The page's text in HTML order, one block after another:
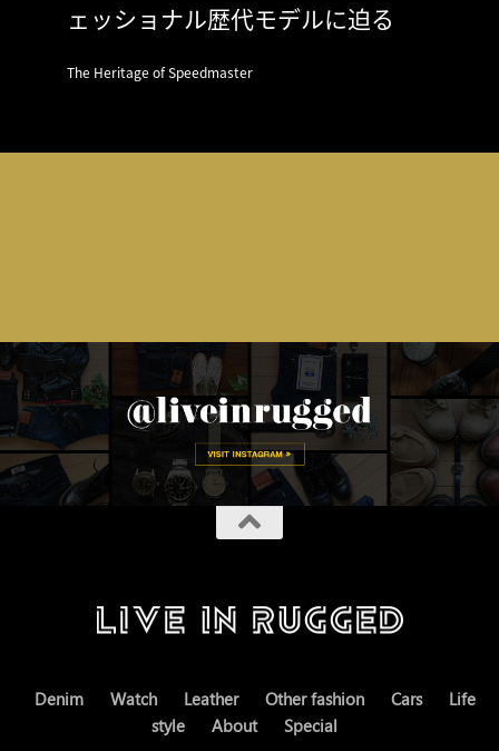
ェッショナル歴代モデルに迫る
The Heritage of Speedmaster
Denim Watch Leather Other fashion Cars
Life
style
About Special